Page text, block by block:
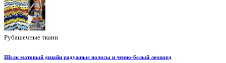
Рубашечные ткани
Шелк матовый дизайн радужные полосы и черно-белый леопард